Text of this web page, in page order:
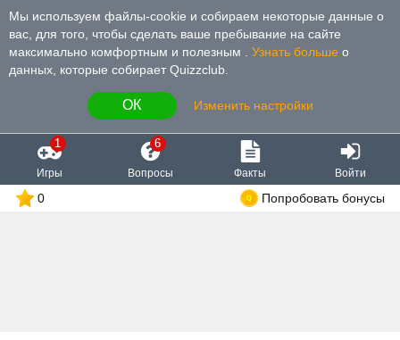
Мы используем файлы-cookie и собираем некоторые данные о
вас, для того, чтобы сделать ваше пребывание на сайте
максимально комфортным и полезным
Узнать больше о
данных, которые собирает Quizzclub.
ОК Изменить настройки
1
Игры
6
Вопросы Факты Войти
0 Попробовать бонусы